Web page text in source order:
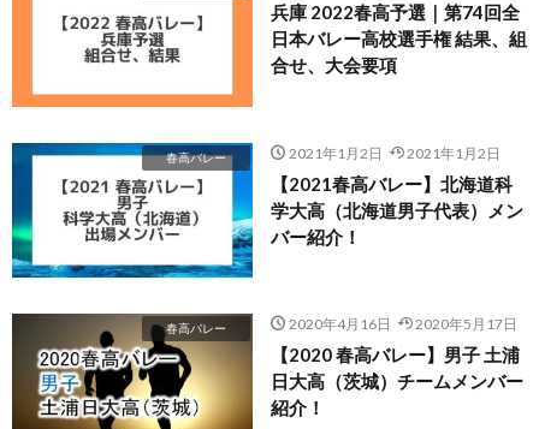
兵庫 2022春高予選｜第74回全
日本バレー高校選手権 結果、組
合せ、大会要項
春高バレー 2021年1月2日 2021年1月2日
【2021春高バレー】北海道科
学大高（北海道男子代表）メン
バー紹介！
春高バレー 2020年4月16日 2020年5月17日
【2020 春高バレー】男子 土浦
日大高（茨城）チームメンバー
紹介！